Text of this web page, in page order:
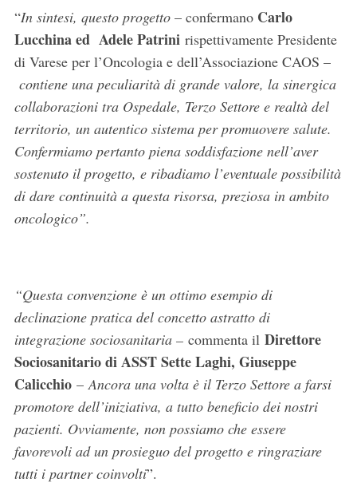
“In sintesi, questo progetto – confermano Carlo
Lucchina ed Adele Patrinirispettivamente Presidente
di Varese per l’Oncologia e dell’Associazione CAOS –
contiene una peculiarità di grande valore, la sinergica
collaborazioni tra Ospedale, Terzo Settore e realtà del
territorio, un autentico sistema per promuovere salute.
Confermiamo pertanto piena soddisfazione nell’aver
sostenuto il progetto, e ribadiamo l’eventuale possibilità
di dare continuità a questa risorsa, preziosa in ambito
oncologico”.
“Questa convenzione è un ottimo esempio di
declinazione pratica del concetto astratto di
integrazione sociosanitaria –commenta ilDirettore
Sociosanitario di ASST Sette Laghi, Giuseppe
Calicchio–Ancora una volta è il Terzo Settore a farsi
promotore dell’iniziativa, a tutto beneficio dei nostri
pazienti. Ovviamente, non possiamo che essere
favorevoli ad un prosieguo del progetto e ringraziare
tutti i partner coinvolti”.